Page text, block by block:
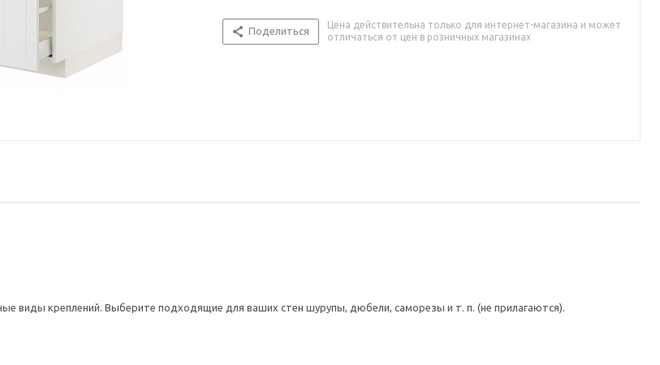
Поделиться
Цена действительна только для интернет-магазина и может
отличаться от цен в розничных магазинах
виды креплений. Выберите подходящие для ваших стен шурупы, дюбели, саморезы и т. п. (не прилагаются).